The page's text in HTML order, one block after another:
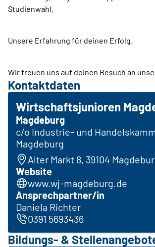
Studienwahl.
Unsere Erfahrung für deinen Erfolg.
Wir freuen uns auf deinen Besuch an
Kontaktdaten
Wirtschaftsjunioren
Magdeburg
c/o Industrie- und
Magdeburg
Alter Markt 8, 39104
Website
www.wj-magdeburg.de
Ansprechpartner/in
Daniela Richter
0391 5693436
Bildungs- &